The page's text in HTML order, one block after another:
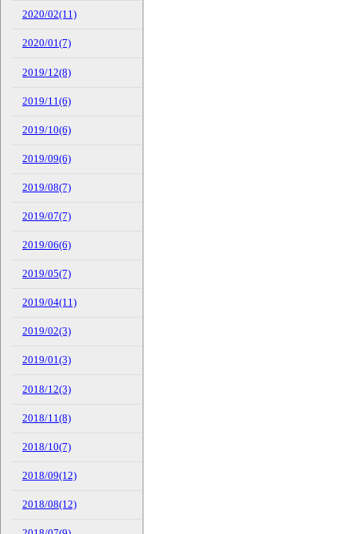
2020/02(11)
2020/01(7)
2019/12(8)
2019/11(6)
2019/10(6)
2019/09(6)
2019/08(7)
2019/07(7)
2019/06(6)
2019/05(7)
2019/04(11)
2019/02(3)
2019/01(3)
2018/12(3)
2018/11(8)
2018/10(7)
2018/09(12)
2018/08(12)